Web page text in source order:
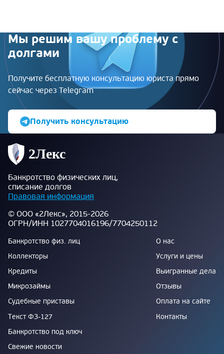
Мы решим вашу проблему с
долгами
Получите бесплатную консультацию юриста прямо
сейчас через Telegram
Получить консультацию
Банкротство физических лиц,
списание долгов
Правовая информация
© ООО «2Лекс», 2015-2026
ОГРН/ИНН 1027704016196/7704250112
Банкротство физ. лиц
Коллекторы
Кредиты
Микрозаймы
Судебные приставы
Текст ФЗ-127
Банкротство под ключ
Свежие новости
О нас
Услуги и цены
Выигранные дела
Отзывы
Оплата на сайте
Контакты